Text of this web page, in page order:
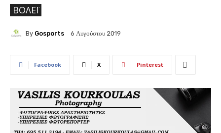
ΒΌΛΕΪ
By Gosports 6 Αυγούστου 2019
Facebook X Pinterest